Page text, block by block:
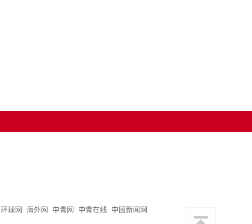
环球网 海外网 中青网 中青在线
中国新闻网